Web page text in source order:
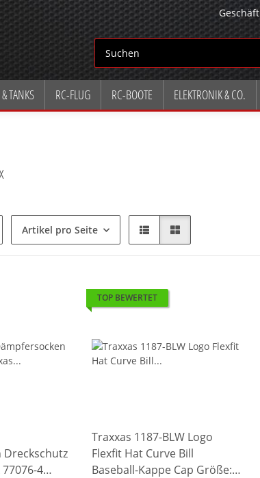
Geschäft
TANKS RC-FLUG RC-BOOTE ELEKTRONIK & CO.
Artikel pro Seite
Dreckschutz
77076-4
TOP BEWERTET
Traxxas 1187-BLW Logo
Flexfit Hat Curve Bill
Baseball-Kappe Cap Größe: